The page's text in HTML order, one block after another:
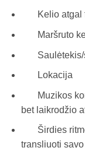
Kelio atgal
Maršruto
Saulėtekis/
Lokacija
Muzikos
bet laikrodžio
Širdies ritmo
transliuoti